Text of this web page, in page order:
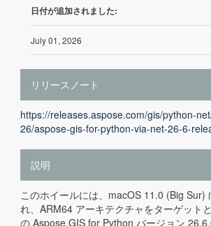
日付が追加されました:
July 01, 2026
リリースノート
https://releases.aspose.com/gis/python-
26/aspose-gis-for-python-via-net-26-6-
説明
このホイールには、macOS 11.0 (Big Sur)
れ、ARM64 アーキテクチャをターゲット
の Aspose.GIS for Python バージョン